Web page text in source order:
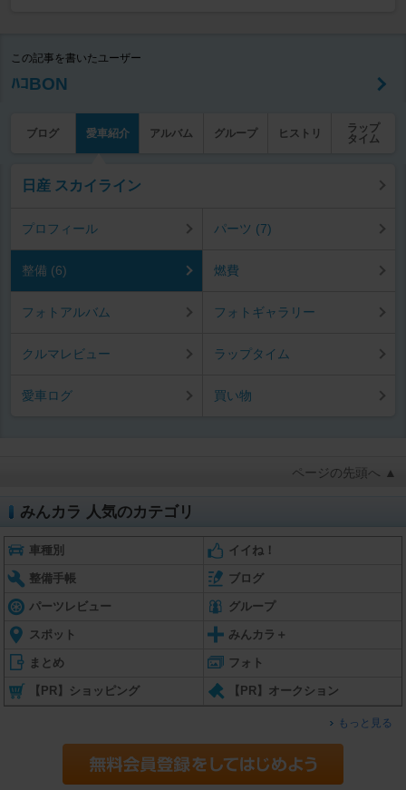
この記事を書いたユーザー
ﾊｺBON
ブログ 愛車紹介 アルバム グループ ヒストリ
ラップ
タイム
日産 スカイライン
プロフィール パーツ (7)
整備 (6) 燃費
フォトアルバム フォトギャラリー
クルマレビュー ラップタイム
愛車ログ 買い物
ページの先頭へ ▲
みんカラ 人気のカテゴリ
車種別 イイね！
整備手帳 ブログ
パーツレビュー グループ
スポット みんカラ＋
まとめ フォト
【PR】ショッピング 【PR】オークション
もっと見る